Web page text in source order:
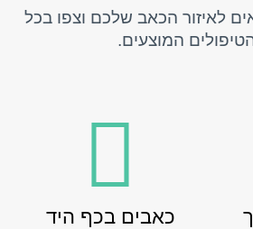
לאיזור הכאב שלכם וצפו בכל
המוצעים.
כאבים בכף היד